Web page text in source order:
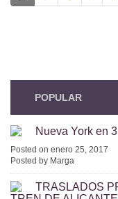
POPULAR
Nueva York en
Posted on enero 25, 2017
Posted by Marga
TRASLADOS